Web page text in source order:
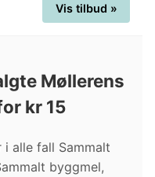
Vis tilbud »
Møllerens
kr 15
i alle fall Sammalt
byggmel,